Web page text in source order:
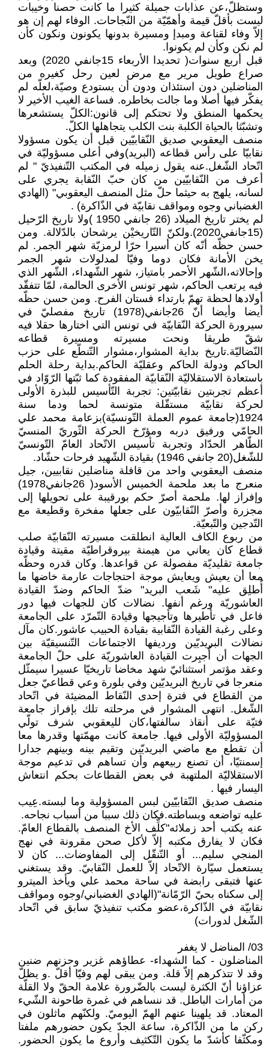
وستظلّ،عن عذابات جميلة كثيرا ما كانت حصنا وخيبات
ليست بأقلّ قيمة وأهمّيّة من النّجاحات. الوفاء لهم إن هو
إلاّ وفاء لقناعة ومبدإ ومسيرة بدونها يكونون ونكون كأن
لم نكن وكأن لم يكونوا.
قبل أربع سنوات( تحديدا الأربعاء 15جانفي 2020) وبعد
صراع طويل مرير مع مرض لعين رحل كغيره من
المناضلين دون استئذان ودون أن يستودع وصيّة،لعلّه لم
يفكّر فيها أصلا وما جالت بخاطره. فساعة الغيب الأخير لا
يحكمها المنطق ولا تحتكم إلى قانون:الكلّ يستشعرها
وتشبّثا بالحياة الكلبة بنت الكلب يتجاهلها الكلّ.
منصف اليعقوبي صديق النّقابيّين قبل أن يكون مسؤولا
نقابيّا على رأس قطاعه (البريد)وفي أعلى مسؤوليّة في
اتّحاد الشّغل.عنه يقول زميله في المكتب التّنفيذيّ " لم
أعرف من النّقابيّين من كان حبّ النّقابة يجري على
لسانه، يلهج به حيثما حلّ مثل المنصف اليعقوبي" (الهادي
الغضباني وجوه ومواقف نقابيّة في الذّاكرة) .
لم يختر تاريخ الميلاد (26 جانفي 1950 )ولا تاريخ الرّحيل
(15جانفي2020).ولكنّ التّاريخيْن يرشحان بالدّلالة. ومن
حسن حظّه أنّه كان أسيرا حرّا لرمزيّة شهر الجمر. لم
يخن الأمانة فكان دوما وفيّا لمدلولات شهر الجمر
وإحالاته،الشّهر الأحمر بامتياز، شهر الشّهداء، الشّهر الذي
فيه يرتعب الحاكم، شهر تونس الأخرى الحالمة، لمّا تتفقّد
أولادها لحظة تهمّ بارتداء فستان الفرح. ومن حسن حظّه
أيضا وأيضا أنّ 26جانفي(1978) تاريخ مفصليّ في
سيرورة الحركة النّقابيّة في تونس التي اختارها حقلا فيه
شقّ طريقا ونحت مسيرته ومسيرة قطاعه
النّضاليّة.تاريخ بداية المشوار،مشوار التّنطّع على حزب
الحاكم ودولة الحاكم وعقليّة الحاكم.بداية رحلة الحلم
باستعادة الاستقلاليّة النّقابيّة المفقودة كما ثبّتها الرّوّاد في
أعظم تجربتين نقابيّتين: تجربة التّأسيس للبذرة الأولى
لحركة نقابيّة مستقّلة متونسة لحما ودما سنة
1924(جامعة عموم العملة التّونسيّة)بزعامة محمد علي
الحامّي ورفيق دربه ومؤرّخ الحركة الثّوريّ المنسيّ
الطّاهر الحدّاد وتجربة تأسيس الاتّحاد العامّ التّونسيّ
للشّغل(20 جانفي 1946) بقيادة الشّهيد فرحات حشّاد.
منصف اليعقوبي واحد من قافلة مناضلين نقابيين، جيل
منعرج ما بعد ملحمة الخميس الأسود( 26جانفي1978)
وإفراز لها. ملحمة أصرّ حكم بورقيبة على تحويلها إلى
مجزرة وأصرّ النّقابيّون على جعلها مفخرة وقطيعة مع
التّدجين والتّبعيّة.
من ربوع الكاف العالية انطلقت مسيرته النّقابيّة صلب
قطاع كان يعاني من هيمنة بيروقراطيّة مقيتة وقيادة
جامعة تقليديّة مفصولة عن قواعدها. وكان قدره وحظّه
معا أن يعيش ويعايش موجة احتجاجات عارمة خاضها ما
أُطلِق عليه" شَعب البريد" ضدّ الحاكم وضدّ القيادة
العاشوريّة ورغم أنفها. نضالات كان للجهات فيها دور
فاعل في تأطيرها وتأجيجها وقيادة التّمرّد على الجامعة
وعلى رغبة القيادة النّقابية بقيادة الحبيب عاشور.كان مآل
نضالات البريديّين ورديفها الاجتماعات التّنسيقيّة بين
الجهات أن أُجبِرت القيادة العاشوريّة على حلّ الجامعة
وعقد مؤتمر استثنائيّ شهد مخاضا تاريخيّا عسيرا سيمثّل
منعرجا في تاريخ البريديّين وفي بلورة وعي قطاعيّ جعل
من القطاع في فترة إحدى النّقاط المضيئة في اتّحاد
الشّغل. انتهى المشوار في مرحلته تلك بإفراز جامعة
فتيّة على أنقاذ سالفتها،كان لليعقوبي شرف تولّي
المسؤوليّة الأولى فيها. جامعة كانت مهمّتها وقدرها معا
أن تقطع مع ماضي البريديّين وتقيم بينه وبينهم جدارا
إسمنتيّا، أن تصنع ربيعهم وأن تساهم في تدعيم موجة
الاستقلاليّة الملتهبة في بعض القطاعات بحكم انتعاش
اليسار فيها .
منصف صديق النّقابيّين لبس المسؤولية وما لبسته.عِيب
عليه تواضعه وبساطته.فكان ذلك سببا من أسباب نجاحه.
عنه يكتب أحد زملائه"كلِّف الأخ المنصف بالقطاع العامّ.
فكان لا يفارق مكتبه إلاّ لأكل صحن مقرونة في نهج
المنجي سليم... أو التّنقّل إلى المفاوضات... كان لا
يستعمل سيّارة الاتّحاد إلاّ للعمل النّقابيّ. وقد يستغني
عنها فتبقى رابضة في ساحة محمد علي ويأخذ الميترو
إلى سكناه بحيّ الرّمّانة"(الهادي الغضباني/وجوه ومواقف
نقابيّة في الذّاكرة،عضو مكتب تنفيذيّ سابق في اتّحاد
الشّغل لدورات)
03/ المناضل لا يغفر
المناضلون - كما الشهداء- عطاؤهم غزير وحزنهم ضنين
وقد لا تتذكرهم إلاّ قلة. ومن يبقى لهم وفيّا أقلّ .و يظلّ
عزاؤنا أنّ الكثرة ليست بالضّرورة علامة الحقّ ولا القلّة
من أمارات الباطل. قد ننساهم في غمرة طاحونة الشّيء
المعتاد. قد يلهينا عنهم الهمّ اليوميّ. ولكنّهم ماثلون في
ركن ما من الذّاكرة، ساعة الجدّ يكون حضورهم ملفتا
ومكثّفا كأشدّ ما يكون التّكثيف وأروع ما يكون الحضور.